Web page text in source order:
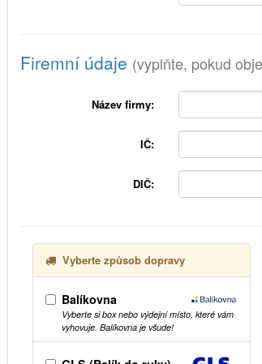
Firemní údaje (vyplňte, pokud
Název firmy:
IČ:
DIČ:
Vyberte způsob dopravy
Balíkovna
Vyberte si box nebo výdejní místo, které vám
vyhovuje. Balíkovna je všude!